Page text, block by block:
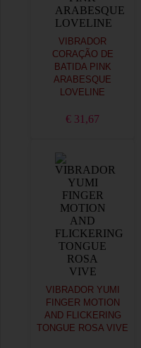
VIBRADOR
CORAÇÃO DE
BATIDA PINK
ARABESQUE
LOVELINE
€ 31,67
VIBRADOR YUMI
FINGER MOTION
AND FLICKERING
TONGUE ROSA VIVE